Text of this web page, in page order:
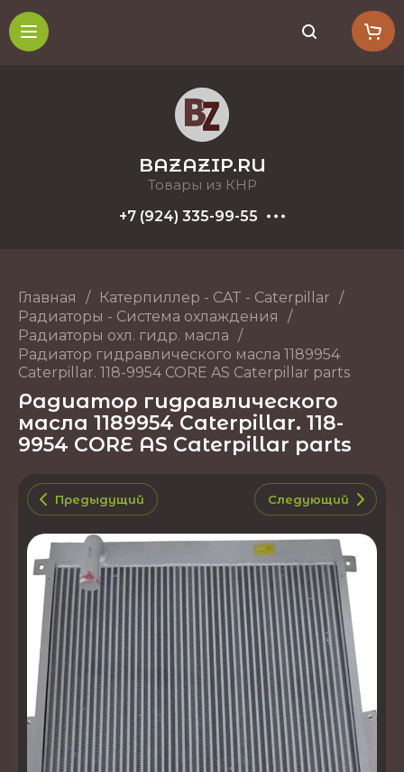
BAZAZIP.RU
Товары из КНР
+7 (924) 335-99-55
Главная / Катерпиллер - CAT - Caterpillar /
Радиаторы - Система охлаждения
/
Радиаторы охл. гидр. масла /
Радиатор гидравлического масла 1189954
Caterpillar. 118-9954 CORE AS Caterpillar parts
Радиатор гидравлического
масла 1189954 Caterpillar. 118-
9954 CORE AS Caterpillar parts
Предыдущий Следующий